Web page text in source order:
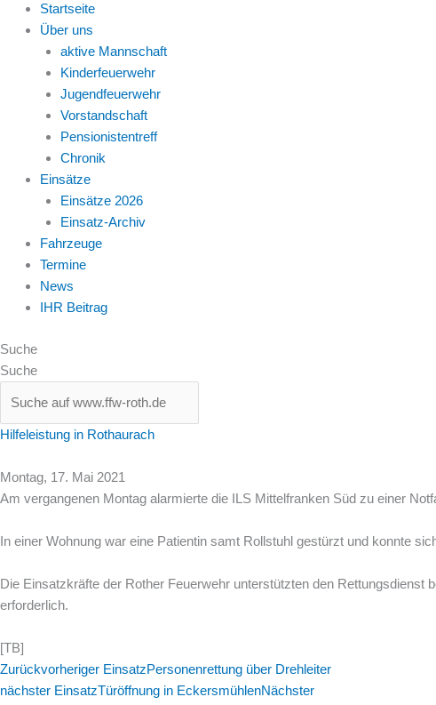
Startseite
Über uns
aktive Mannschaft
Kinderfeuerwehr
Jugendfeuerwehr
Vorstandschaft
Pensionistentreff
Chronik
Einsätze
Einsätze 2026
Einsatz-Archiv
Fahrzeuge
Termine
News
IHR Beitrag
Suche
Suche
Hilfeleistung in Rothaurach
Montag, 17. Mai 2021
Am vergangenen Montag alarmierte die ILS Mittelfranken Süd zu einer
In einer Wohnung war eine Patientin samt Rollstuhl gestürzt und konnte
Die Einsatzkräfte der Rother Feuerwehr unterstützten den
erforderlich.
[TB]
Zurückvorheriger EinsatzPersonenrettung über Drehleiter
nächster EinsatzTüröffnung in EckersmühlenNächster